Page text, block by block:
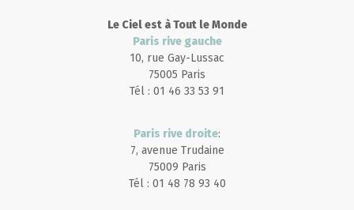
Le Ciel est à Tout le Monde
Paris rive gauche
10, rue Gay-Lussac
75005 Paris
Tél : 01 46 33 53 91
Paris rive droite:
7, avenue Trudaine
75009 Paris
Tél : 01 48 78 93 40